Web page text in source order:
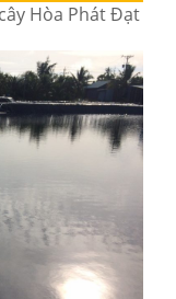
Hòa Phát Đạt